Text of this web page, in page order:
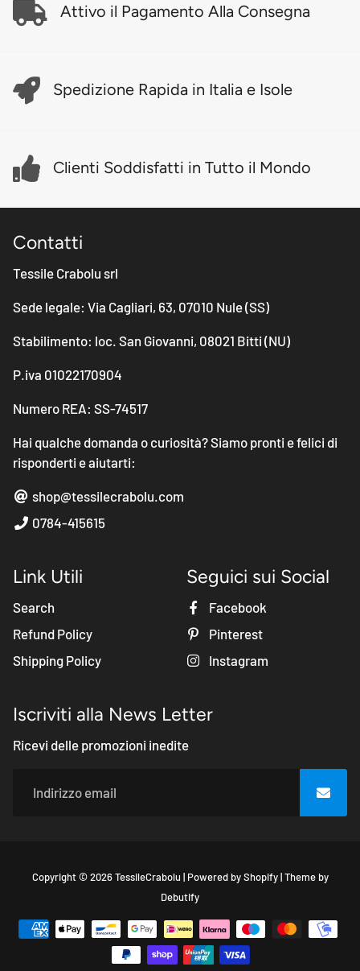
Attivo il Pagamento Alla Consegna
Spedizione Rapida in Italia e Isole
Clienti Soddisfatti in Tutto il Mondo
Contatti
Tessile Crabolu srl
Sede legale: Via Cagliari, 63, 07010 Nule (SS)
Stabilimento: loc. San Giovanni, 08021 Bitti (NU)
P.iva 01022170904
Numero REA: SS-74517
Hai qualche domanda o curiosità? Siamo pronti e felici di
risponderti e aiutarti:
shop@tessilecrabolu.com
0784-415615
Link Utili
Search
Refund Policy
Shipping Policy
Seguici sui Social
Facebook
Pinterest
Instagram
Iscriviti alla News Letter
Ricevi delle promozioni inedite
Copyright © 2026TessileCrabolu | Powered byShopify|Theme by
Debutify
Theme Debutify